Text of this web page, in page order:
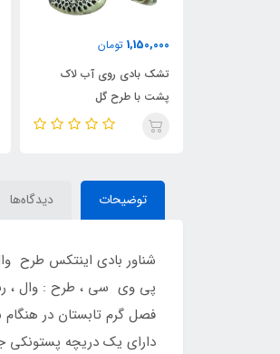
1,150,000 تومان
تشک بادی روی آب لاک
پشت با طرح گل
توضیحات دیدگاه‌ها
پی وی سی ، طرح : وال ،
فصل گرم تابستان در
دارای یک دریچه پستونکی